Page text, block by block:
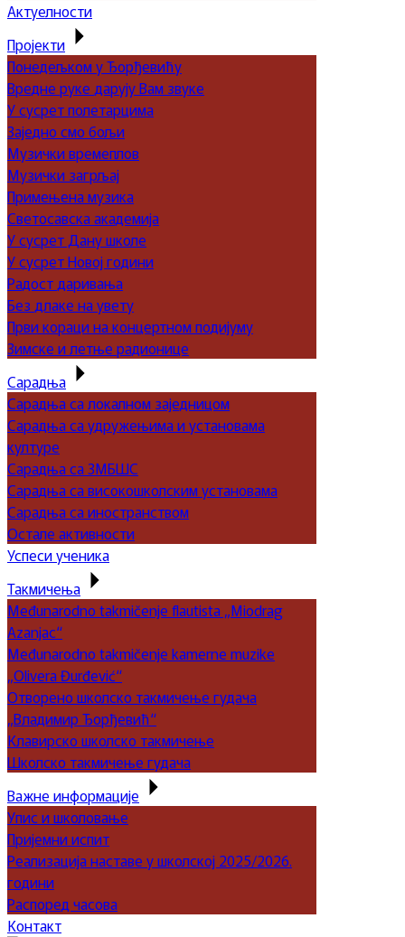
Актуелности
Пројекти
Понедељком у Ђорђевићу
Вредне руке дарују Вам звуке
У сусрет полетарцима
Заједно смо бољи
Музички времеплов
Музички загрљај
Примењена музика
Светосавска академија
У сусрет Дану школе
У сусрет Новој години
Радост даривања
Без длаке на увету
Први кораци на концертном подијуму
Зимске и летње радионице
Сарадња
Сарадња са локалном заједницом
Сарадња са удружењима и установама
културе
Сарадња са ЗМБШС
Сарадња са високошколским установама
Сарадња са иностранством
Остале активности
Успеси ученика
Такмичења
Međunarodno takmičenje flautista „Miodrag
Azanjac“
Međunarodno takmičenje kamerne muzike
„Olivera Đurđević“
Отворено школско такмичење гудача
„Владимир Ђорђевић“
Клавирско школско такмичење
Школско такмичење гудача
Важне информације
Упис и школовање
Пријемни испит
Реализација наставе у школској 2025/2026.
години
Распоред часова
Контакт